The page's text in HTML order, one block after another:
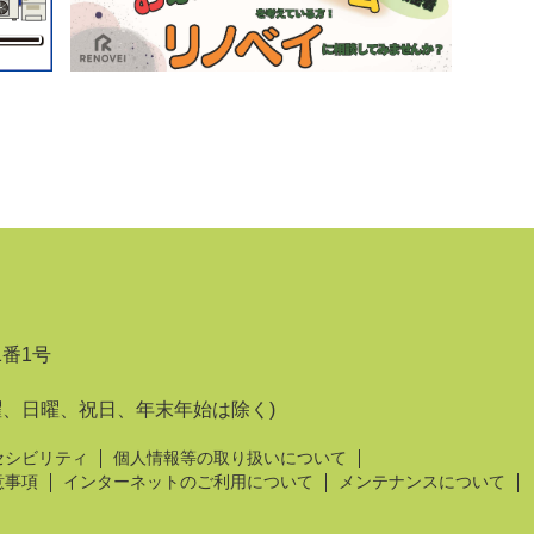
1号
日曜、祝日、年末年始は除く)
ビリティ
個人情報等の取り扱いについて
事項
インターネットのご利用について メンテナンスについて